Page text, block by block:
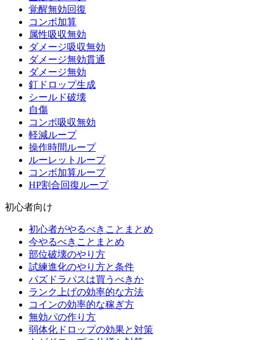
覚醒無効回復
コンボ加算
属性吸収無効
ダメージ吸収無効
ダメージ無効貫通
ダメージ無効
釘ドロップ生成
シールド破壊
自傷
コンボ吸収無効
軽減ループ
操作時間ループ
ルーレットループ
コンボ加算ループ
HP割合回復ループ
初心者向け
初心者がやるべきことまとめ
今やるべきことまとめ
部位破壊のやり方
試練進化のやり方と条件
パズドラパスは買うべきか
ランク上げの効率的な方法
コインの効率的な稼ぎ方
無効パの作り方
弱体化ドロップの効果と対策